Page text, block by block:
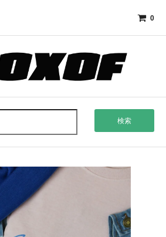
0
検索